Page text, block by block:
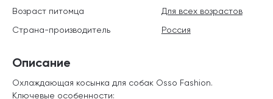
Описание
Охлаждающая косынка для собак Osso Fashion.
Ключевые особенности:
Возраст питомца
Для всех возрастов
Страна-производитель
Россия